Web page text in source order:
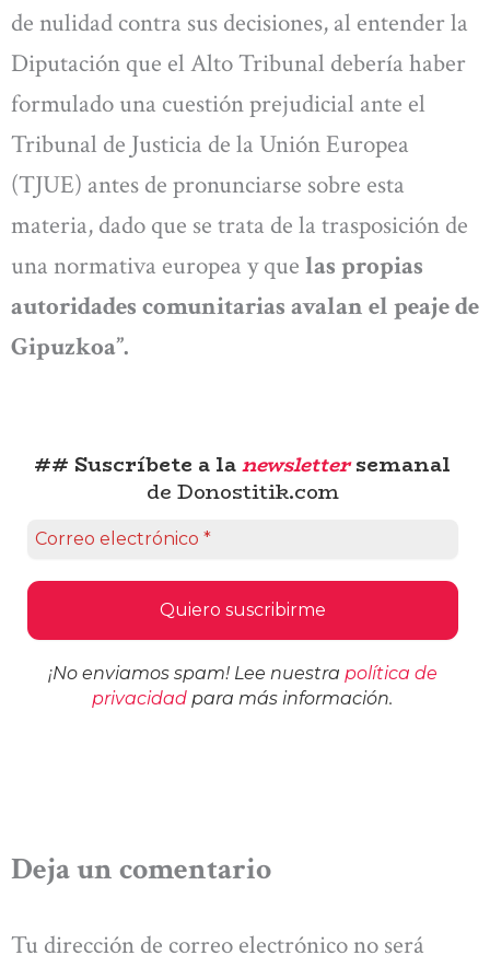
de nulidad contra sus decisiones, al entender la
Diputación que el Alto Tribunal debería haber
formulado una cuestión prejudicial ante el
Tribunal de Justicia de la Unión Europea
(TJUE) antes de pronunciarse sobre esta
materia, dado que se trata de la trasposición de
una normativa europea y que las propias
autoridades comunitarias avalan el peaje de
Gipuzkoa”.
## Suscríbete a lanewslettersemanal
de Donostitik.com
¡No enviamos spam! Lee nuestra política de
privacidad para más información.
Deja un comentario
Tu dirección de correo electrónico no será